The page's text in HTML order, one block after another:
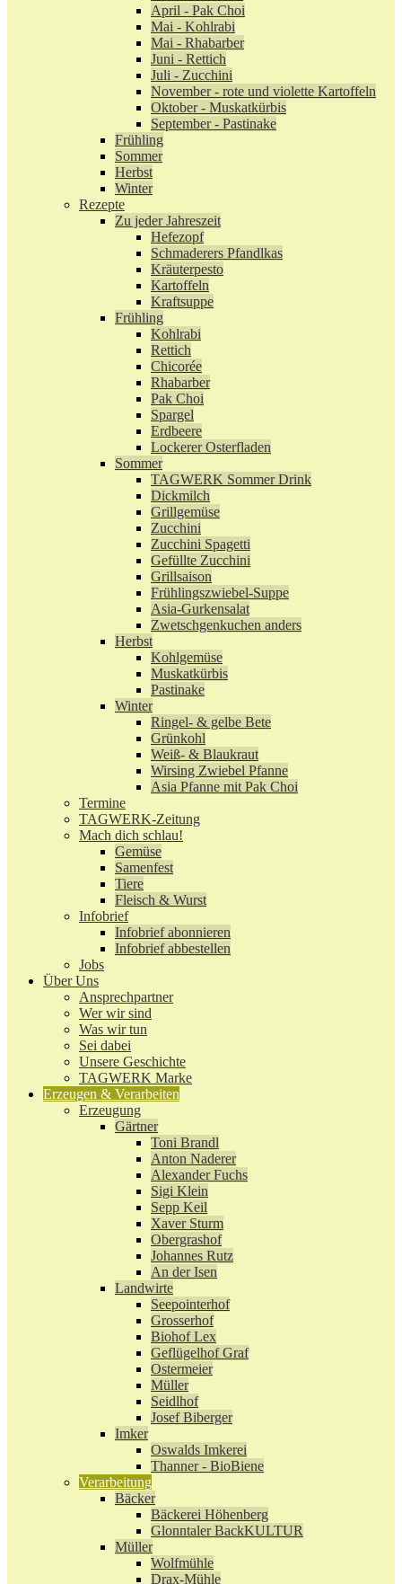
April - Pak Choi
Mai - Kohlrabi
Mai - Rhabarber
Juni - Rettich
Juli - Zucchini
November - rote und violette Kartoffeln
Oktober - Muskatkürbis
September - Pastinake
Frühling
Sommer
Herbst
Winter
Rezepte
Zu jeder Jahreszeit
Hefezopf
Schmaderers Pfandlkas
Kräuterpesto
Kartoffeln
Kraftsuppe
Frühling
Kohlrabi
Rettich
Chicorée
Rhabarber
Pak Choi
Spargel
Erdbeere
Lockerer Osterfladen
Sommer
TAGWERK Sommer Drink
Dickmilch
Grillgemüse
Zucchini
Zucchini Spagetti
Gefüllte Zucchini
Grillsaison
Frühlingszwiebel-Suppe
Asia-Gurkensalat
Zwetschgenkuchen anders
Herbst
Kohlgemüse
Muskatkürbis
Pastinake
Winter
Ringel- & gelbe Bete
Grünkohl
Weiß- & Blaukraut
Wirsing Zwiebel Pfanne
Asia Pfanne mit Pak Choi
Termine
TAGWERK-Zeitung
Mach dich schlau!
Gemüse
Samenfest
Tiere
Fleisch & Wurst
Infobrief
Infobrief abonnieren
Infobrief abbestellen
Jobs
Über Uns
Ansprechpartner
Wer wir sind
Was wir tun
Sei dabei
Unsere Geschichte
TAGWERK Marke
Erzeugen & Verarbeiten
Erzeugung
Gärtner
Toni Brandl
Anton Naderer
Alexander Fuchs
Sigi Klein
Sepp Keil
Xaver Sturm
Obergrashof
Johannes Rutz
An der Isen
Landwirte
Seepointerhof
Grosserhof
Biohof Lex
Geflügelhof Graf
Ostermeier
Müller
Seidlhof
Josef Biberger
Imker
Oswalds Imkerei
Thanner - BioBiene
Verarbeitung
Bäcker
Bäckerei Höhenberg
Glonntaler BackKULTUR
Müller
Wolfmühle
Drax-Mühle